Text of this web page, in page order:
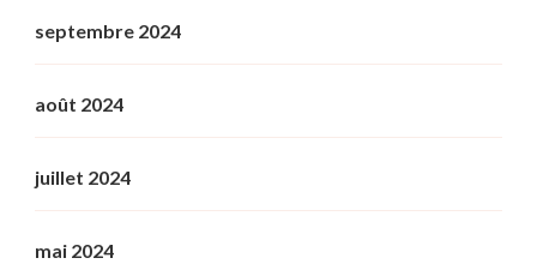
septembre 2024
août 2024
juillet 2024
mai 2024